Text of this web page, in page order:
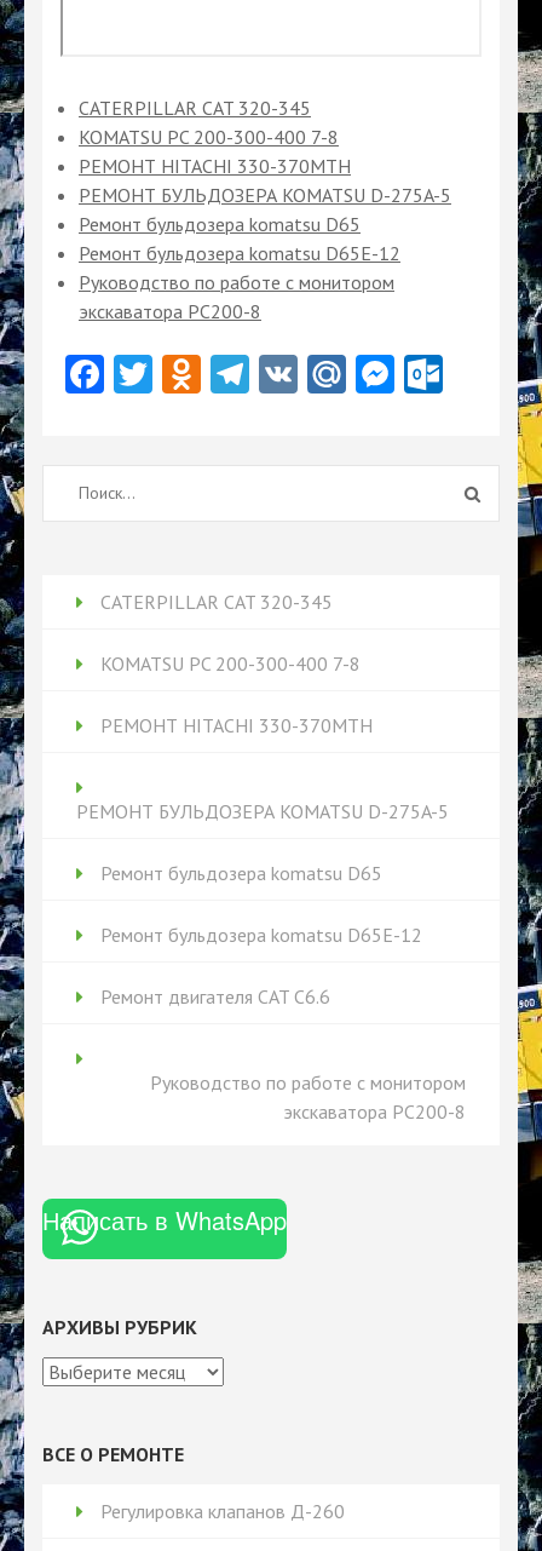
CATERPILLAR CAT 320-345
KOMATSU PC 200-300-400 7-8
РЕМОНТ HITACHI 330-370MTH
РЕМОНТ БУЛЬДОЗЕРА KOMATSU D-275A-5
Ремонт бульдозера komatsu D65
Ремонт бульдозера komatsu D65Е-12
Руководство по работе с монитором
экскаватора PC200-8
Facebook
Twitter
Odnoklassniki
Telegram
VK Mail.Ru
Найти:
CATERPILLAR CAT 320-345
KOMATSU PC 200-300-400 7-8
РЕМОНТ HITACHI 330-370MTH
РЕМОНТ БУЛЬДОЗЕРА KOMATSU D-275A-5
Ремонт бульдозера komatsu D65
Ремонт бульдозера komatsu D65Е-12
Ремонт двигателя CAT C6.6
Руководство по работе с монитором
экскаватора PC200-8
Написать в WhatsApp
АРХИВЫ РУБРИК
Архивы
ВСЕ О РЕМОНТЕ
Регулировка клапанов Д-260